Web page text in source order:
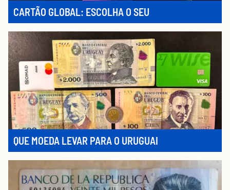
CARTÃO GLOBAL: ESCOLHA O SEU
QUE MOEDA LEVAR PARA O URUGUAI